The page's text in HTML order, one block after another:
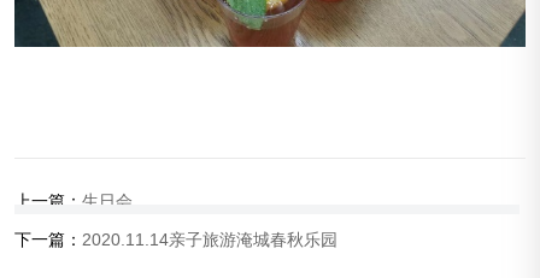
上一篇： 生日会
下一篇： 2020.11.14亲子旅游淹城春秋乐园